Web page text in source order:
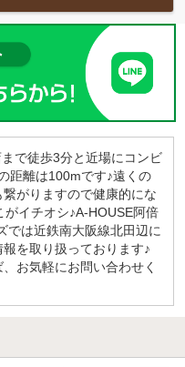
で徒歩3分と近場にコンビ
距離は100mです♪遠くの
がりますので健康的にな
がイチオシ♪A-HOUSE阿倍
は近鉄南大阪線北田辺に
を取り扱っております♪
お気軽にお問い合わせく